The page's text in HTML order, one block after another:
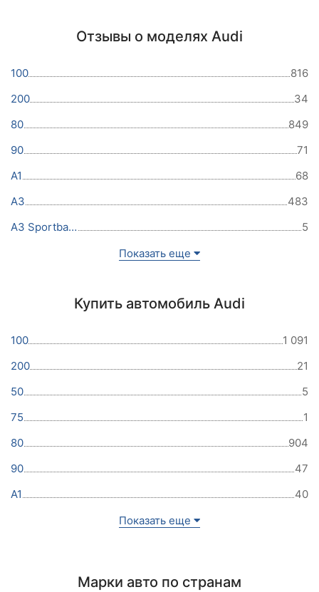
Отзывы о моделях Audi
100
816
200
34
80
849
90
71
A1
68
A3
483
A3 Sportback
5
Показать еще
Купить автомобиль Audi
100
1 091
200
21
50
5
75
1
80
904
90
47
A1
40
Показать еще
Марки авто по странам